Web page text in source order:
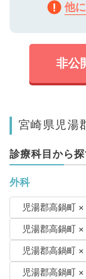
他
非公
宮崎県児湯
診療科目から
外科
児湯郡高鍋町
児湯郡高鍋町
児湯郡高鍋町
児湯郡高鍋町